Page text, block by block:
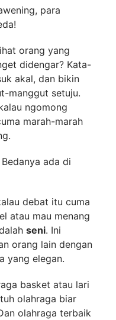
para
orang yang
didengar? Kata-
akal, dan bikin
manggut setuju.
ngomong
marah-marah
ada di
debat itu cuma
atau mau menang
seni. Ini
orang lain dengan
yang elegan.
basket atau lari
olahraga biar
olahraga terbaik